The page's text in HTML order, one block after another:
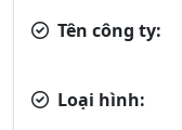
Tên công ty:
Loại hình: